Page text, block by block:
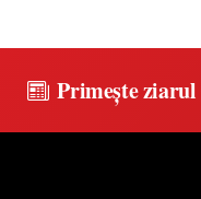
Primește